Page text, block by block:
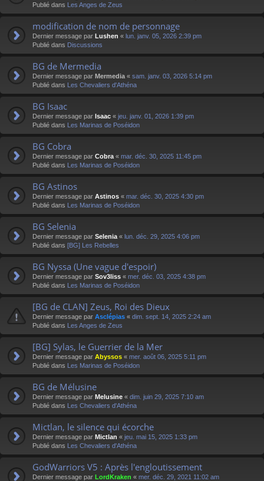
Publié dans Les Anges de Zeus
modification de nom de personnage
Dernier message par Lushen « lun. janv. 05, 2026 2:39 pm
Publié dans Discussions
BG de Mermedia
Dernier message par Mermedia « sam. janv. 03, 2026 5:14 pm
Publié dans Les Chevaliers d'Athéna
BG Isaac
Dernier message par Isaac « jeu. janv. 01, 2026 1:39 pm
Publié dans Les Marinas de Poséidon
BG Cobra
Dernier message par Cobra « mar. déc. 30, 2025 11:45 pm
Publié dans Les Marinas de Poséidon
BG Astinos
Dernier message par Astinos « mar. déc. 30, 2025 4:30 pm
Publié dans Les Marinas de Poséidon
BG Selenia
Dernier message par Selenia « lun. déc. 29, 2025 4:06 pm
Publié dans [BG] Les Rebelles
BG Nyssa (Une vague d'espoir)
Dernier message par Sov3liss « mer. déc. 03, 2025 4:38 pm
Publié dans Les Marinas de Poséidon
[BG de CLAN] Zeus, Roi des Dieux
Dernier message par Asclépias « dim. sept. 14, 2025 2:24 am
Publié dans Les Anges de Zeus
[BG] Sylas, le Guerrier de la Mer
Dernier message par Abyssos « mer. août 06, 2025 5:11 pm
Publié dans Les Marinas de Poséidon
BG de Mélusine
Dernier message par Melusine « dim. juin 29, 2025 7:10 am
Publié dans Les Chevaliers d'Athéna
Mictlan, le silence qui écorche
Dernier message par Mictlan « jeu. mai 15, 2025 1:33 pm
Publié dans Les Chevaliers d'Athéna
GodWarriors V5 : Après l'engloutissement
Dernier message par LordKraken « mer. déc. 29, 2021 11:02 am